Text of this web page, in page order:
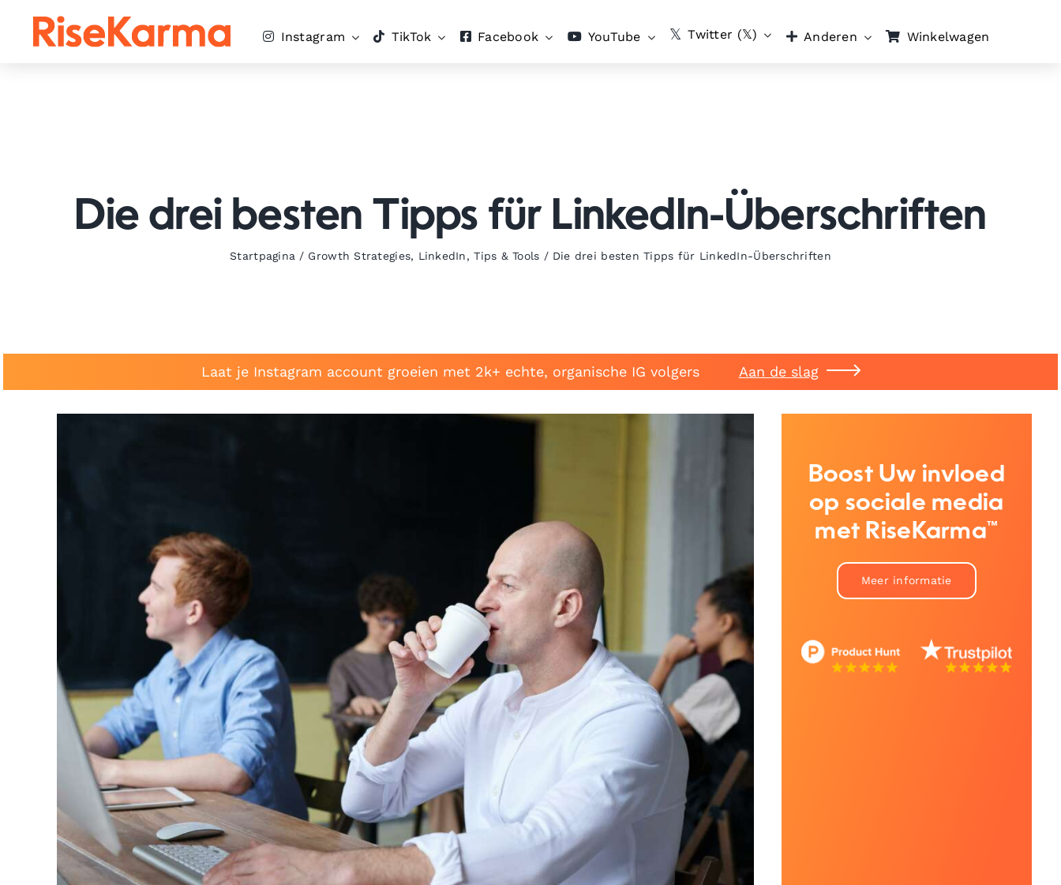
Instagram TikTok Facebook YouTube Twitter (𝕏) Anderen Winkelwagen
Die drei besten Tipps für LinkedIn-Überschriften
Startpagina / Growth Strategies, LinkedIn,Tips & Tools / Die drei besten Tipps für LinkedIn-Überschriften
Laat je Instagram account groeien met 2k+ echte, organische IG volgers Aan de slag
Boost Uw invloed
op sociale media
met RiseKarma™
Meer informatie